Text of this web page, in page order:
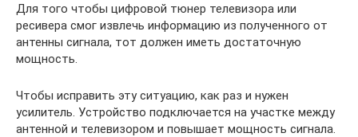
Для того чтобы цифровой тюнер телевизора или
ресивера смог извлечь информацию из полученного от
антенны сигнала, тот должен иметь достаточную
мощность.
Чтобы исправить эту ситуацию, как раз и нужен
усилитель. Устройство подключается на участке между
антенной и телевизором и повышает мощность сигнала.